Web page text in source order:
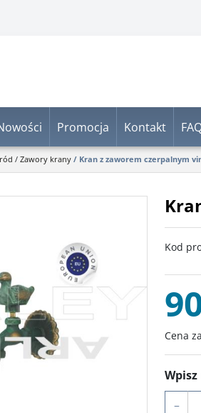
Promocja Kontakt
/ Zawory krany / Kran z zaworem czerpalnym
Kod
Cena
−